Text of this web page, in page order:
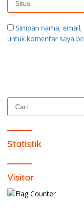
Simpan nama,
untuk komentar saya
Cari
untuk:
Statistik
Visitor